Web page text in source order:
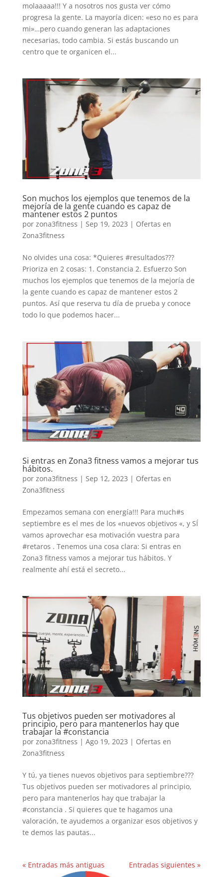
molaaaaa!!! Y a nosotros nos gusta ver cómo
progresa la gente. La mayoría dicen: «eso no es para
mi»…pero cuando generan las adaptaciones
necesarias, todo cambia. Si estás buscando un
centro que te organicen el...
Son muchos los ejemplos que tenemos de la
mejoría de la gente cuando es capaz de
mantener estos 2 puntos
por zona3fitness | Sep 19, 2023 | Ofertas en
Zona3fitness
No olvides una cosa: *Quieres #resultados???
Prioriza en 2 cosas: 1. Constancia 2. Esfuerzo Son
muchos los ejemplos que tenemos de la mejoría de
la gente cuando es capaz de mantener estos 2
puntos. Así que reserva tu día de prueba y conoce
todo lo que podemos hacer...
Si entras en Zona3 fitness vamos a mejorar tus
hábitos.
por zona3fitness | Sep 12, 2023 | Ofertas en
Zona3fitness
Empezamos semana con energía!!! Para much#s
septiembre es el mes de los «nuevos objetivos «, y SÍ
vamos aprovechar esa motivación vuestra para
#retaros . Tenemos una cosa clara: Si entras en
Zona3 fitness vamos a mejorar tus hábitos. Y
realmente ahí está el secreto...
Tus objetivos pueden ser motivadores al
principio, pero para mantenerlos hay que
trabajar la #constancia
por zona3fitness | Ago 19, 2023 | Ofertas en
Zona3fitness
Y tú, ya tienes nuevos objetivos para septiembre???
Tus objetivos pueden ser motivadores al principio,
pero para mantenerlos hay que trabajar la
#constancia . Si quieres que te hagamos una
valoración, te ayudemos a organizar esos objetivos y
te demos las pautas...
« Entradas más antiguas Entradas siguientes »